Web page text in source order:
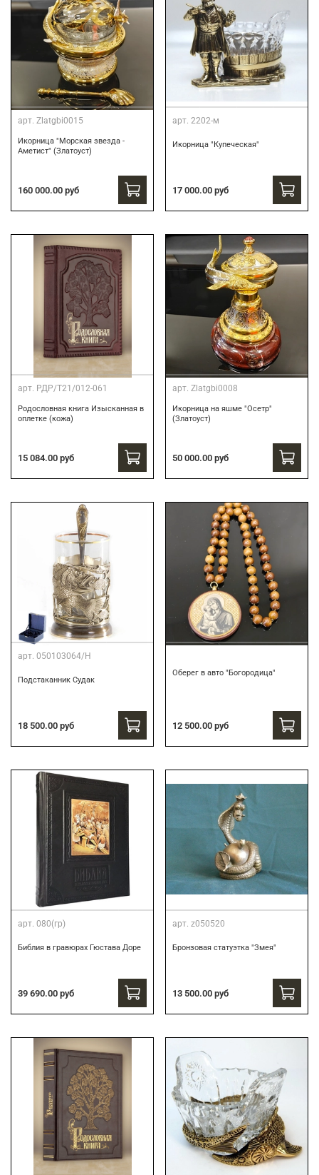
арт. Zlatgbi0015
Икорница "Морская звезда -
Аметист" (Златоуст)
160 000.00 руб
арт. 2202-м
Икорница "Купеческая"
17 000.00 руб
арт. РДР/Т21/012-061
Родословная книга Изысканная в
оплетке (кожа)
15 084.00 руб
арт. Zlatgbi0008
Икорница на яшме "Осетр"
(Златоуст)
50 000.00 руб
арт. 050103064/Н
Подстаканник Судак
18 500.00 руб
Оберег в авто "Богородица"
12 500.00 руб
арт. 080(гр)
Библия в гравюрах Гюстава Доре
39 690.00 руб
арт. z050520
Бронзовая статуэтка "Змея"
13 500.00 руб